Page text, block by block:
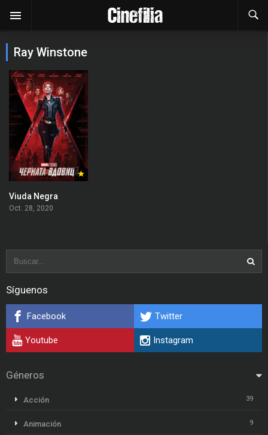
Ray Winstone
Viuda Negra
Oct. 28, 2020
Síguenos
Facebook Twitter
Youtube Instagram
Géneros
Acción 39
Animación 9